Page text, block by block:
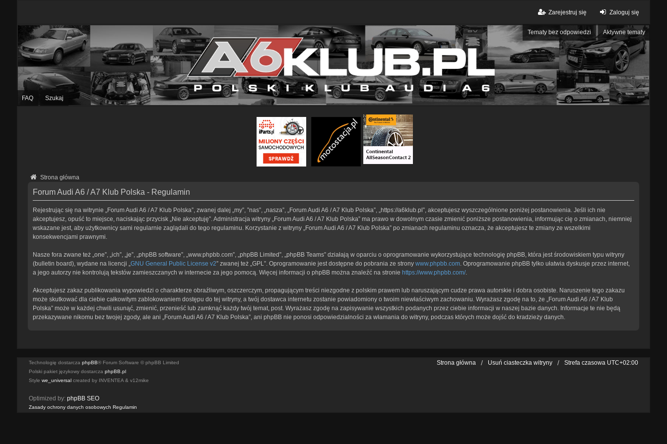
Zaloguj się
Zarejestruj się
Tematy bez odpowiedzi Aktywne tematy
FAQ Szukaj
Strona główna
Forum Audi A6 / A7 Klub Polska - Regulamin
Rejestrując się na witrynie „Forum Audi A6 / A7 Klub Polska”, zwanej dalej „my”, ”nas”, „nasza”, „Forum Audi A6 / A7 Klub Polska”, „https://a6klub.pl”, akceptujesz wyszczególnione poniżej postanowienia. Jeśli ich nie
akceptujesz, opuść to miejsce, naciskając przycisk „Nie akceptuję”. Administracja witryny „Forum Audi A6 / A7 Klub Polska” ma prawo w dowolnym czasie zmienić poniższe postanowienia, informując cię o zmianach, niemniej
wskazane jest, aby użytkownicy sami regularnie zaglądali do tego regulaminu. Korzystanie z witryny „Forum Audi A6 / A7 Klub Polska” po zmianach regulaminu oznacza, że akceptujesz te zmiany ze wszelkimi
konsekwencjami prawnymi.
Nasze fora zwane też „one”, „ich”, „je”, „phpBB software”, „www.phpbb.com”, „phpBB Limited”, „phpBB Teams” działają w oparciu o oprogramowanie wykorzystujące technologię phpBB, która jest środowiskiem typu witryny
(bulletin board), wydane na licencji „GNU General Public License v2” zwanej też „GPL”. Oprogramowanie jest dostępne do pobrania ze strony www.phpbb.com. Oprogramowanie phpBB tylko ułatwia dyskusje przez internet,
a jego autorzy nie kontrolują tekstów zamieszczanych w internecie za jego pomocą. Więcej informacji o phpBB można znaleźć na stronie https://www.phpbb.com/.
Akceptujesz zakaz publikowania wypowiedzi o charakterze obraźliwym, oszczerczym, propagującym treści niezgodne z polskim prawem lub naruszającym cudze prawa autorskie i dobra osobiste. Naruszenie tego zakazu
może skutkować dla ciebie całkowitym zablokowaniem dostępu do tej witryny, a twój dostawca internetu zostanie powiadomiony o twoim niewłaściwym zachowaniu. Wyrażasz zgodę na to, że „Forum Audi A6 / A7 Klub
Polska” może w każdej chwili usunąć, zmienić, przenieść lub zamknąć każdy twój temat, post. Wyrażasz zgodę na zapisywanie wszystkich podanych przez ciebie informacji w naszej bazie danych. Informacje te nie będą
przekazywane nikomu bez twojej zgody, ale ani „Forum Audi A6 / A7 Klub Polska”, ani phpBB nie ponosi odpowiedzialności za włamania do witryny, podczas których może dojść do kradzieży danych.
Strona główna Usuń ciasteczka witryny Strefa czasowa UTC+02:00
Technologię dostarcza phpBB® Forum Software © phpBB Limited
Polski pakiet językowy dostarcza phpBB.pl
Style we_universalcreated by INVENTEA & v12mike
Optimized by: phpBB SEO
Zasady ochrony danych osobowych Regulamin